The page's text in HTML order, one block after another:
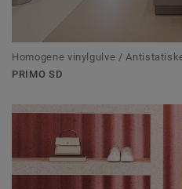
Homogene vinylgulve /
PRIMO SD